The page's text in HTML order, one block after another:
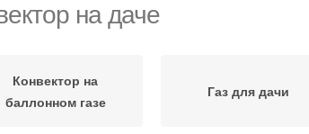
на даче
Конвектор на
баллонном газе
Газ для дачи